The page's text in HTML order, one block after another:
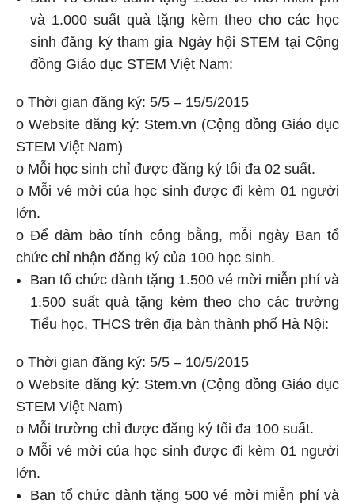
và 1.000 suất quà tặng kèm theo cho các học
sinh đăng ký tham gia Ngày hội STEM tại Cộng
đồng Giáo dục STEM Việt Nam:
o Thời gian đăng ký: 5/5 – 15/5/2015
o Website đăng ký: Stem.vn (Cộng đồng Giáo dục
STEM Việt Nam)
o Mỗi học sinh chỉ được đăng ký tối đa 02 suất.
o Mỗi vé mời của học sinh được đi kèm 01 người
lớn.
o Để đảm bảo tính công bằng, mỗi ngày Ban tổ
chức chỉ nhận đăng ký của 100 học sinh.
Ban tổ chức dành tặng 1.500 vé mời miễn phí và
1.500 suất quà tặng kèm theo cho các trường
Tiểu học, THCS trên địa bàn thành phố Hà Nội:
o Thời gian đăng ký: 5/5 – 10/5/2015
o Website đăng ký: Stem.vn (Cộng đồng Giáo dục
STEM Việt Nam)
o Mỗi trường chỉ được đăng ký tối đa 100 suất.
o Mỗi vé mời của học sinh được đi kèm 01 người
lớn.
Ban tổ chức dành tặng 500 vé mời miễn phí và